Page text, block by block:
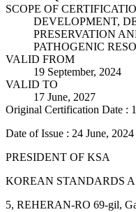
SCOPE OF
DEVELOPMENT,
PRESERVATION
PATHOGENIC
VALID FROM
19 September, 2024
VALID TO
17 June, 2027
Original Certification Date :
Date of Issue : 24 June, 2024
PRESIDENT OF KSA
KOREAN STANDARDS
5, REHERAN-RO 69-gil,